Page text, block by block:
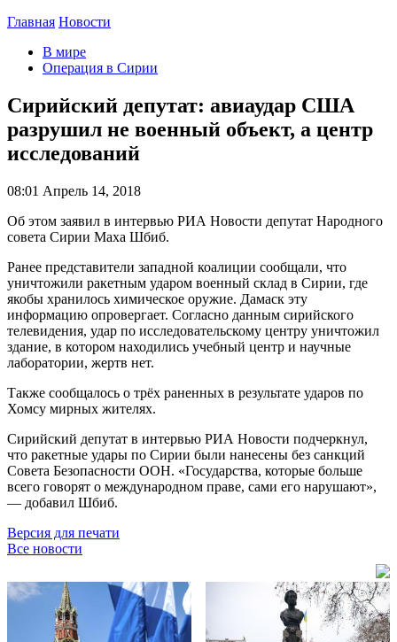
Главная Новости
В мире
Операция в Сирии
Сирийский депутат: авиаудар США
разрушил не военный объект, а центр
исследований
08:01 Апрель 14, 2018
Об этом заявил в интервью РИА Новости депутат Народного
совета Сирии Маха Шбиб.
Ранее представители западной коалиции сообщали, что
уничтожили ракетным ударом военный склад в Сирии, где
якобы хранилось химическое оружие. Дамаск эту
информацию опровергает. Согласно данным сирийского
телевидения, удар по исследовательскому центру уничтожил
здание, в котором находились учебный центр и научные
лаборатории, жертв нет.
Также сообщалось о трёх раненных в результате ударов по
Хомсу мирных жителях.
Сирийский депутат в интервью РИА Новости подчеркнул,
что ракетные удары по Сирии были нанесены без санкций
Совета Безопасности ООН. «Государства, которые больше
всего говорят о международном праве, сами его нарушают»,
— добавил Шбиб.
Версия для печати
Все новости